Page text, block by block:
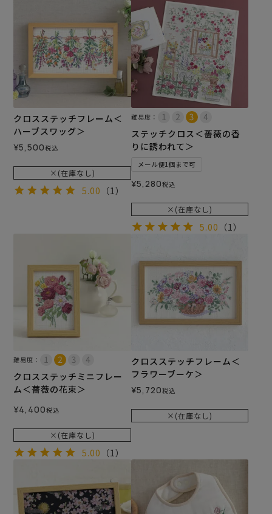
クロスステッチフレーム＜
ハーブスワッグ＞
¥5,500税込
×(在庫なし)
5.00 （1）
難易度：
ステッチクロス＜薔薇の香
りに誘われて＞
メール便1個まで可
¥5,280税込
×(在庫なし)
5.00 （1）
難易度：
クロスステッチミニフレー
ム＜薔薇の花束＞
¥4,400税込
×(在庫なし)
5.00 （1）
クロスステッチフレーム＜
フラワーブーケ＞
¥5,720税込
×(在庫なし)